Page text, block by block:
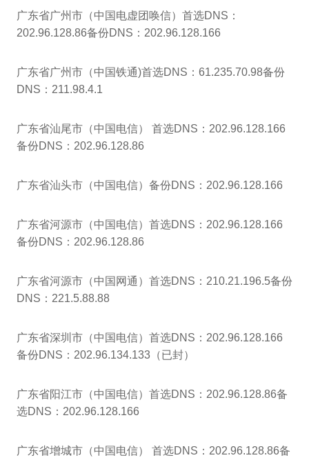
广东省广州市（中国电虚团唤信）首选DNS：
202.96.128.86备份DNS：202.96.128.166
广东省广州市（中国铁通)首选DNS：61.235.70.98备份
DNS：211.98.4.1
广东省汕尾市（中国电信） 首选DNS：202.96.128.166
备份DNS：202.96.128.86
广东省汕头市（中国电信）备份DNS：202.96.128.166
广东省河源市（中国电信）首选DNS：202.96.128.166
备份DNS：202.96.128.86
广东省河源市（中国网通）首选DNS：210.21.196.5备份
DNS：221.5.88.88
广东省深圳市（中国电信）首选DNS：202.96.128.166
备份DNS：202.96.134.133（已封）
广东省阳江市（中国电信）首选DNS：202.96.128.86备
选DNS：202.96.128.166
广东省增城市（中国电信） 首选DNS：202.96.128.86备